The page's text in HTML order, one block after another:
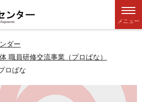
メニュー
ダー
職員研修交流事業（プロばな）
ロばな